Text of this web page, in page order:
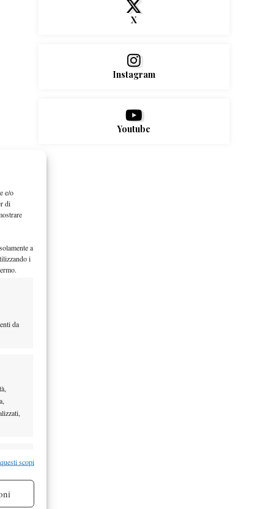
e/o
di
a
i
da
scopi
X
Instagram
Youtube